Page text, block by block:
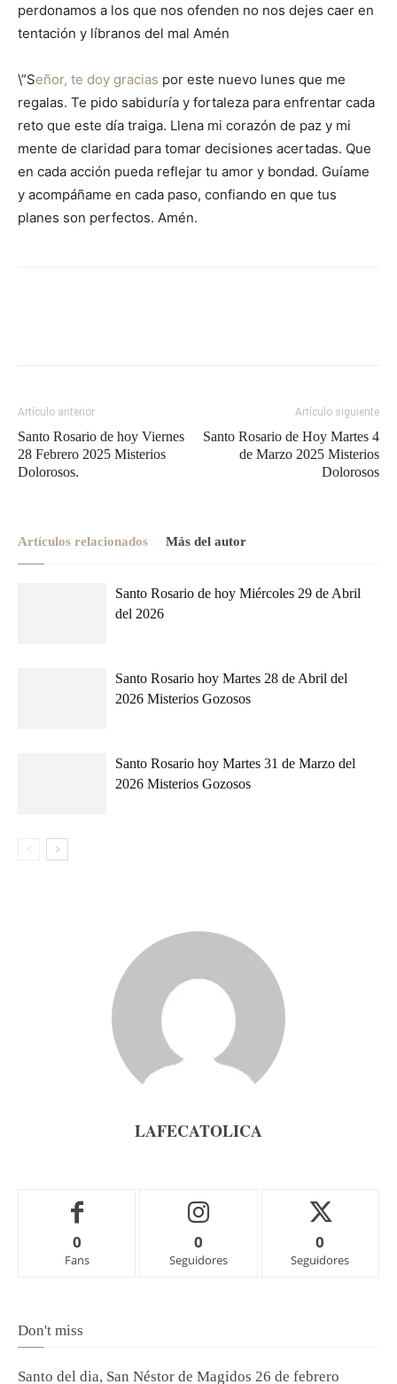
perdonamos a los que nos ofenden no nos dejes caer en
tentación y líbranos del mal Amén
\”Señor, te doy gracias por este nuevo lunes que me
regalas. Te pido sabiduría y fortaleza para enfrentar cada
reto que este día traiga. Llena mi corazón de paz y mi
mente de claridad para tomar decisiones acertadas. Que
en cada acción pueda reflejar tu amor y bondad. Guíame
y acompáñame en cada paso, confiando en que tus
planes son perfectos. Amén.
Artículo anterior
Santo Rosario de hoy Viernes
28 Febrero 2025 Misterios
Dolorosos.
Artículo siguiente
Santo Rosario de Hoy Martes 4
de Marzo 2025 Misterios
Dolorosos
Artículos relacionados Más del autor
Santo Rosario de hoy Miércoles 29 de Abril
del 2026
Santo Rosario hoy Martes 28 de Abril del
2026 Misterios Gozosos
Santo Rosario hoy Martes 31 de Marzo del
2026 Misterios Gozosos
LAFECATOLICA
0
Fans
0
Seguidores
0
Seguidores
Don't miss
Santo del dia, San Néstor de Magidos 26 de febrero